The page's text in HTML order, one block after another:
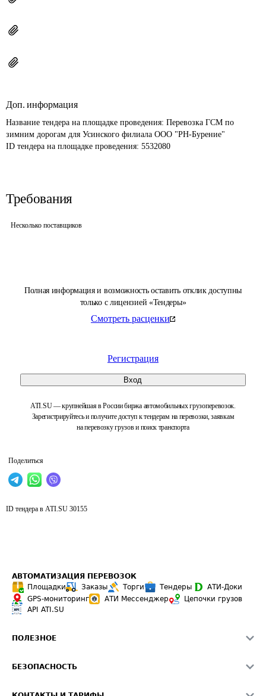
Полная информация и возможность оставить отклик доступны
только с лицензией «Тендеры»
Смотреть расценки
Регистрация
Вход
ATI.SU — крупнейшая в России биржа автомобильных грузоперевозок.
Зарегистрируйтесь и получите доступ к тендерам на перевозки, заявкам
на перевозку грузов и поиск транспорта
Поделиться
Доп. информация
Название тендера на площадке проведения: Перевозка ГСМ по
зимним дорогам для Усинского филиала ООО "РН-Бурение"
ID тендера на площадке проведения: 5532080
Требования
Несколько поставщиков
ID тендера в ATI.SU 30155
АВТОМАТИЗАЦИЯ ПЕРЕВОЗОК
Площадки
Заказы Торги Тендеры
АТИ-Доки
GPS-мониторинг
АТИ Мессенджер
Цепочки грузов
API ATI.SU
ПОЛЕЗНОЕ
Звезды ATI.SU на вашем сайте
БЕЗОПАСНОСТЬ